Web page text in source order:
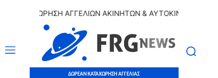
ΑΓΓΕΛΙΩΝ ΑΚΙΝΗΤΩΝ & ΑΥΤΟΚΙΝΗΤΩΝ |
ΔΩΡΕΑΝ ΚΑΤΑΧΩΡΗΣΗ ΑΓΓΕΛΙΑΣ